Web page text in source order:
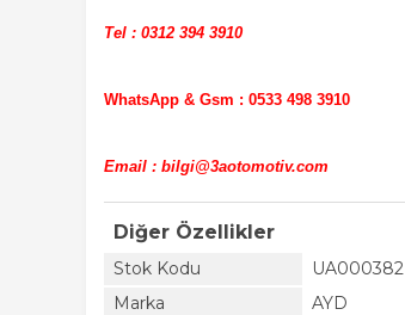
Tel : 0312 394 3910
WhatsApp & Gsm : 0533 498 3910
Email : bilgi@3aotomotiv.com
Diğer Özellikler
Stok Kodu
UA000382
Marka
AYD